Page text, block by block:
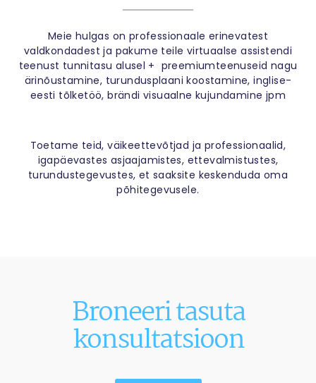
Meie hulgas on professionaale erinevatest
valdkondadest ja pakume teile virtuaalse assistendi
teenust tunnitasu alusel + preemiumteenuseid nagu
ärinõustamine, turundusplaani koostamine, inglise-
eesti tõlketöö, brändi visuaalne kujundamine jpm
Toetame teid, väikeettevõtjad ja professionaalid,
igapäevastes asjaajamistes, ettevalmistustes,
turundustegevustes, et saaksite keskenduda oma
põhitegevusele.
Broneeri tasuta
konsultatsioon